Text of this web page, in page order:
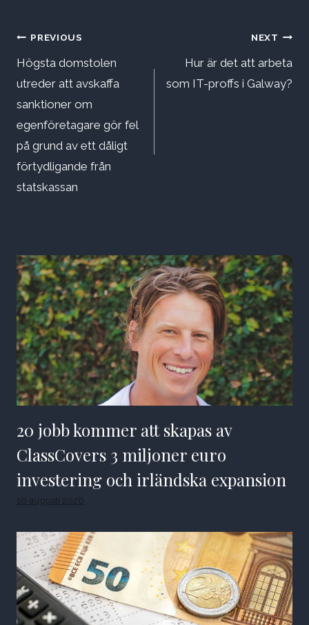
Inläggsnavigering
PREVIOUS
Högsta domstolen
utreder att avskaffa
sanktioner om
egenföretagare gör fel
på grund av ett dåligt
förtydligande från
statskassan
NEXT
Hur är det att arbeta
som IT-proffs i Galway?
20 jobb kommer att skapas av
ClassCovers 3 miljoner euro
investering och irländska expansion
10 augusti 2026